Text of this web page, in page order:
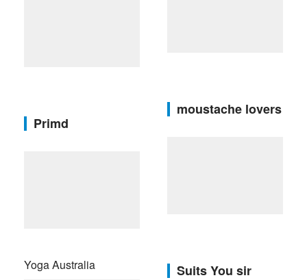
Primd
Yoga Australia
moustache lovers
Suits You sir